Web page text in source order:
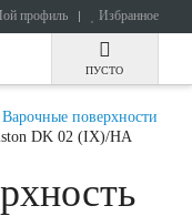
профиль Избранное
ПУСТО
Варочные поверхности
DK 02 (IX)/HA